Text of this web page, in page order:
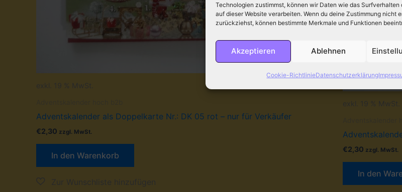
Technologien zustimmst, können wir Daten wie das Surfverhalten
auf dieser Website verarbeiten. Wenn du deine Zustimmung nicht
zurückziehst, können bestimmte Merkmale und Funktionen
Akzeptieren Ablehnen
Cookie-RichtlinieDatenschutzerklärung
Adventskalender als Doppelkarte Nr.: DK 05 rot – nur für Verkäufer
€2,30 zzgl. MwSt.
In den Warenkorb
exkl. 19 % MwSt.
€2,30 zzgl. MwSt.
In den